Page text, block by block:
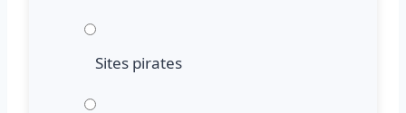
Sites pirates